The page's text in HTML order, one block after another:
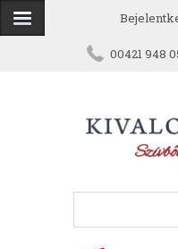
00421 948